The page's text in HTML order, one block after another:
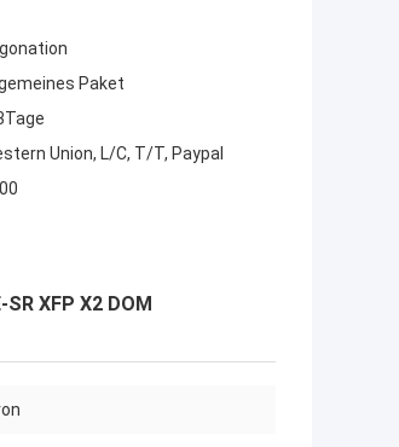
Paket
Union, L/C, T/T, Paypal
XFP X2 DOM